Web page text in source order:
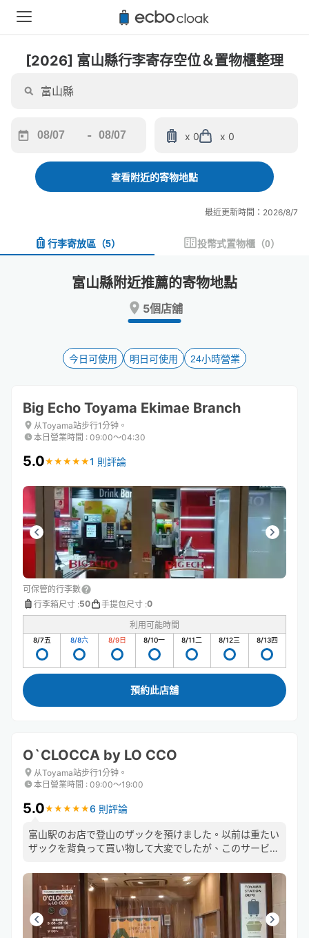
[2026] 富山縣行李寄存空位＆置物櫃整理
forward
interact
and
keyboard
shortcuts
for
changing
dates.
-
backward
interact
and
a
date.
key
to
keyboard
shortcuts
for
changing
dates.
x 0 x 0
查看附近的寄物地點
最近更新時間：2026/8/7
行李寄放區 （5） 投幣式置物櫃 （0）
富山縣附近推薦的寄物地點
5個店舖
今日可使用 明日可使用 24小時營業
Big Echo Toyama Ekimae Branch
从Toyama站步行1分钟。
本日營業時間 : 09:00〜04:30
5.0★ ★ ★ ★ ★
★ ★ ★ ★ ★1 則評論
可保管的行李數
行李箱尺寸 :50 手提包尺寸 :0
利用可能時間
8/7五 8/8六 8/9日 8/10一 8/11二 8/12三 8/13四
預約此店舖
O`CLOCCA by LO CCO
从Toyama站步行1分钟。
本日營業時間 : 09:00〜19:00
5.0★ ★ ★ ★ ★
★ ★ ★ ★ ★6 則評論
富山駅のお店で登山のザックを預けました。以前は重たい
ザックを背負って買い物して大変でしたが、このサービス
出来ました。本当に感謝に尽きました。 毎年立山登山し
ますので毎回利用します。